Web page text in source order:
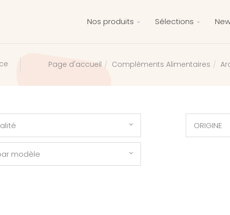
Nos produits Sélections
Page d'accueil Compléments Alimentaires
ORIGINE
modèle